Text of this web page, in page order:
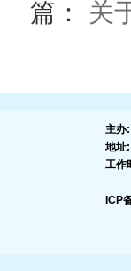
篇： 关
主办:
地址:
工作
ICP